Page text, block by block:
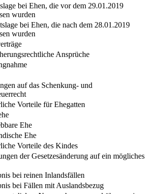
bei Ehen, die vor dem 29.01.2019
wurden
bei Ehen, die nach dem 28.01.2019
wurden
Ansprüche
auf das Schenkung- und
Vorteile für Ehegatten
Ehe
Ehe
Vorteile des Kindes
der Gesetzesänderung auf ein mögliches
bei reinen Inlandsfällen
bei Fällen mit Auslandsbezug